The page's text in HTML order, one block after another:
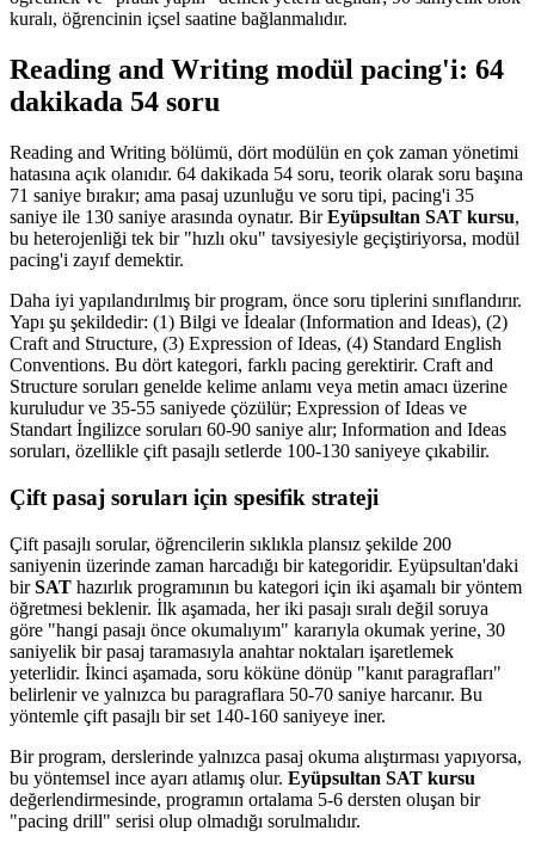
kuralı, öğrencinin içsel saatine bağlanmalıdır.
Reading and Writing modül pacing'i: 64
dakikada 54 soru
Reading and Writing bölümü, dört modülün en çok zaman yönetimi
hatasına açık olanıdır. 64 dakikada 54 soru, teorik olarak soru başına
71 saniye bırakır; ama pasaj uzunluğu ve soru tipi, pacing'i 35
saniye ile 130 saniye arasında oynatır. BirEyüpsultan SAT kursu,
bu heterojenliği tek bir "hızlı oku" tavsiyesiyle geçiştiriyorsa, modül
pacing'i zayıf demektir.
Daha iyi yapılandırılmış bir program, önce soru tiplerini sınıflandırır.
Yapı şu şekildedir: (1) Bilgi ve İdealar (Information and Ideas), (2)
Craft and Structure, (3) Expression of Ideas, (4) Standard English
Conventions. Bu dört kategori, farklı pacing gerektirir. Craft and
Structure soruları genelde kelime anlamı veya metin amacı üzerine
kuruludur ve 35-55 saniyede çözülür; Expression of Ideas ve
Standart İngilizce soruları 60-90 saniye alır; Information and Ideas
soruları, özellikle çift pasajlı setlerde 100-130 saniyeye çıkabilir.
Çift pasaj soruları için spesifik strateji
Çift pasajlı sorular, öğrencilerin sıklıkla plansız şekilde 200
saniyenin üzerinde zaman harcadığı bir kategoridir. Eyüpsultan'daki
birSAT hazırlık programının bu kategori için iki aşamalı bir yöntem
öğretmesi beklenir. İlk aşamada, her iki pasajı sıralı değil soruya
göre "hangi pasajı önce okumalıyım" kararıyla okumak yerine, 30
saniyelik bir pasaj taramasıyla anahtar noktaları işaretlemek
yeterlidir. İkinci aşamada, soru köküne dönüp "kanıt paragrafları"
belirlenir ve yalnızca bu paragraflara 50-70 saniye harcanır. Bu
yöntemle çift pasajlı bir set 140-160 saniyeye iner.
Bir program, derslerinde yalnızca pasaj okuma alıştırması yapıyorsa,
bu yöntemsel ince ayarı atlamış olur. Eyüpsultan SAT kursu
değerlendirmesinde, programın ortalama 5-6 dersten oluşan bir
"pacing drill" serisi olup olmadığı sorulmalıdır.